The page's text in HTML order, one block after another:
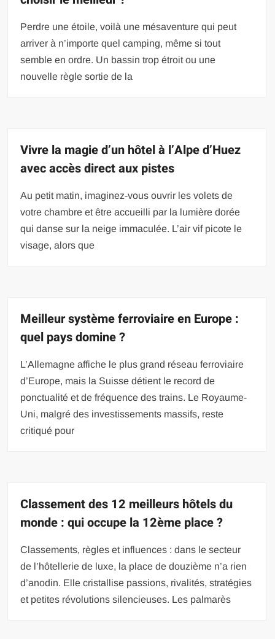
Perdre une étoile, voilà une mésaventure qui peut
arriver à n’importe quel camping, même si tout
semble en ordre. Un bassin trop étroit ou une
nouvelle règle sortie de la
Vivre la magie d’un hôtel à l’Alpe d’Huez
avec accès direct aux pistes
Au petit matin, imaginez-vous ouvrir les volets de
votre chambre et être accueilli par la lumière dorée
qui danse sur la neige immaculée. L’air vif picote le
visage, alors que
Meilleur système ferroviaire en Europe :
quel pays domine ?
L’Allemagne affiche le plus grand réseau ferroviaire
d’Europe, mais la Suisse détient le record de
ponctualité et de fréquence des trains. Le Royaume-
Uni, malgré des investissements massifs, reste
critiqué pour
Classement des 12 meilleurs hôtels du
monde : qui occupe la 12ème place ?
Classements, règles et influences : dans le secteur
de l’hôtellerie de luxe, la place de douzième n’a rien
d’anodin. Elle cristallise passions, rivalités, stratégies
et petites révolutions silencieuses. Les palmarès